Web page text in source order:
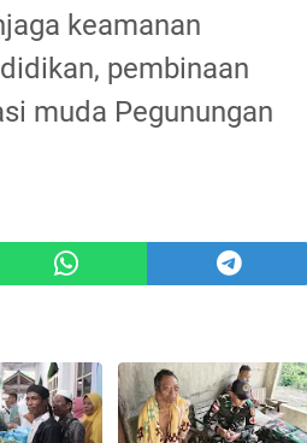
keamanan
pembinaan
muda Pegunungan